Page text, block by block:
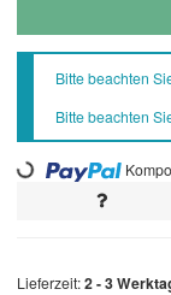
xBitte beachten
Bitte beachten
Loading...
Lieferzeit:2 - 3